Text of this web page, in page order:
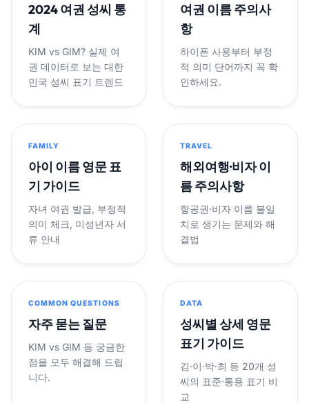
2024 여권 성씨 통
계
KIM vs GIM? 실제 여
권 데이터로 보는 대한
민국 성씨 표기 트렌드
여권 이름 주의사
항
하이픈 사용부터 부정
적 의미 단어까지 꼭 확
인하세요.
FAMILY
아이 이름 영문 표
기 가이드
자녀 여권 발급, 부정적
의미 체크, 미성년자 서
류 안내
TRAVEL
해외여행·비자 이
름 주의사항
항공권·비자 이름 불일
치로 생기는 문제와 해
결법
COMMON QUESTIONS
자주 묻는 질문
KIM vs GIM 등 궁금한
점을 모두 해결해 드립
니다.
DATA
성씨별 상세 영문
표기 가이드
김·이·박·최 등 20개 성
씨의 표준·통용 표기 비
교